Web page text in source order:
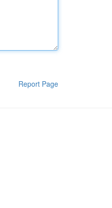
Report Page